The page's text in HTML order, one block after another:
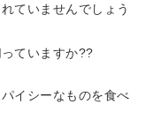
ていませんでしょう
ていますか??
イシーなものを食べ